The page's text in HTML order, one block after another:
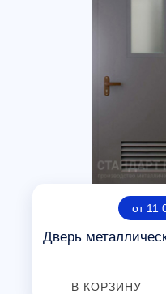
от 11
Дверь
В КОРЗИНУ